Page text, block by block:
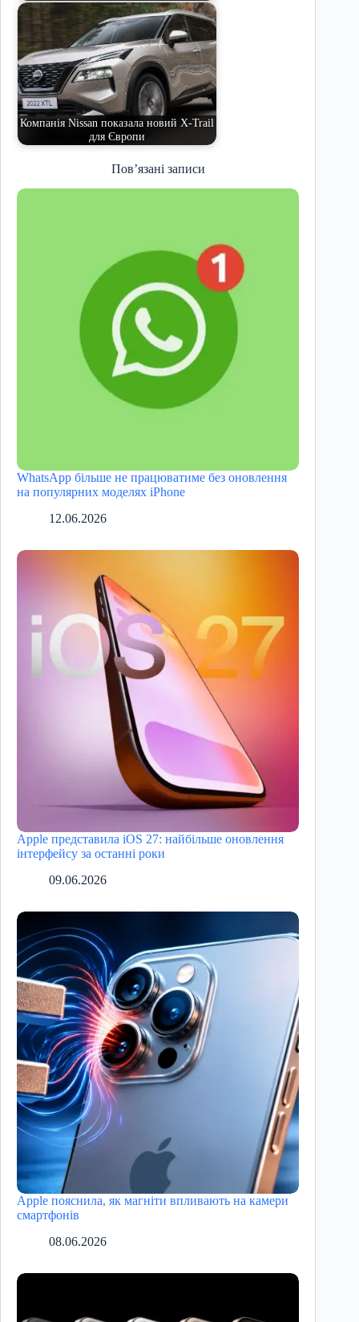
Компанія Nissan показала новий X-Trail
для Європи
Пов’язані записи
WhatsApp більше не працюватиме без оновлення
на популярних моделях iPhone
12.06.2026
Apple представила iOS 27: найбільше оновлення
інтерфейсу за останні роки
09.06.2026
Apple пояснила, як магніти впливають на камери
смартфонів
08.06.2026